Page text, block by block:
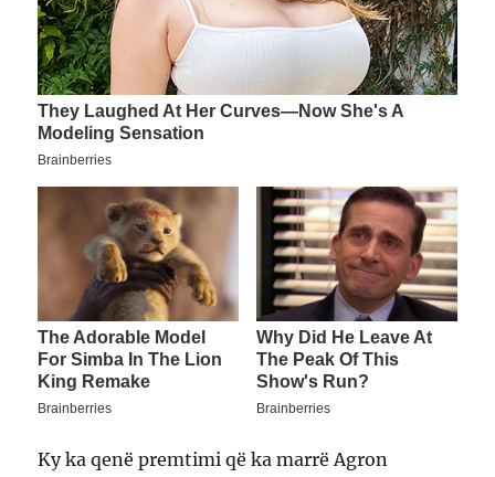
Ky ka qenë premtimi që ka marrë Agron